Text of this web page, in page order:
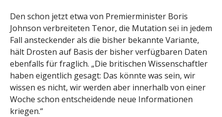
Den schon jetzt etwa von Premierminister Boris
Johnson verbreiteten Tenor, die Mutation sei in jedem
Fall ansteckender als die bisher bekannte Variante,
hält Drosten auf Basis der bisher verfügbaren Daten
ebenfalls für fraglich. „Die britischen Wissenschaftler
haben eigentlich gesagt: Das könnte was sein, wir
wissen es nicht, wir werden aber innerhalb von einer
Woche schon entscheidende neue Informationen
kriegen.“